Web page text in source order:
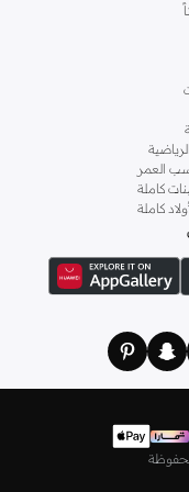
والتيشيرتات، من أفضل
في عطلة نهاية الأسبوع وأثناء
بقصّات طويلة أو قصيرة،
علامات رائدة مثل
قطعًا أنثوية مثل
على كافة القطع الأساسية.
النوم والبيجامات من علامات
التي تضم كل ما تحتاجينه،
وغيرها، لتكون دائمًا في أبهى
الأسبوع برفقة أصدقائك
العمر
كاملة
كاملة